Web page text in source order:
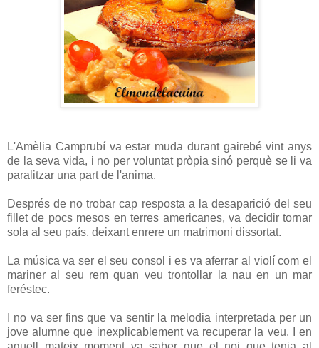
L'Amèlia Camprubí va estar muda durant gairebé vint anys
de la seva vida, i no per voluntat pròpia sinó perquè se li va
paralitzar una part de l'anima.
Després de no trobar cap resposta a la desaparició del seu
fillet de pocs mesos en terres americanes, va decidir tornar
sola al seu país, deixant enrere un matrimoni dissortat.
La música va ser el seu consol i es va aferrar al violí com el
mariner al seu rem quan veu trontollar la nau en un mar
feréstec.
I no va ser fins que va sentir la melodia interpretada per un
jove alumne que inexplicablement va recuperar la veu. I en